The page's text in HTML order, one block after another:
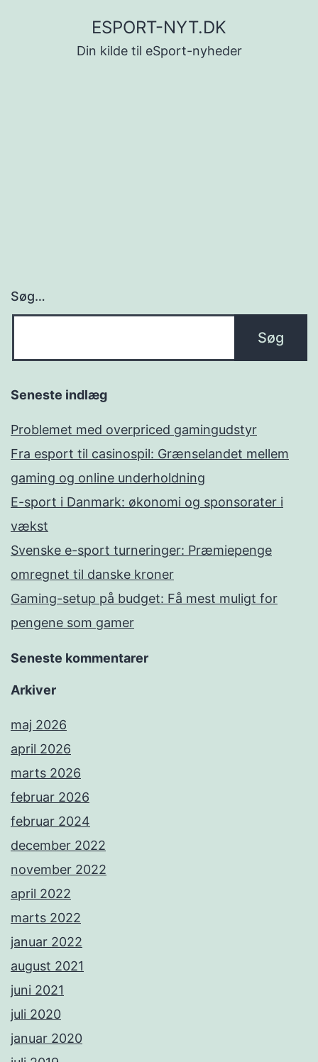
ESPORT-NYT.DK
Din kilde til eSport-nyheder
Søg…
Seneste indlæg
Problemet med overpriced gamingudstyr
Fra esport til casinospil: Grænselandet mellem
gaming og online underholdning
E-sport i Danmark: økonomi og sponsorater i
vækst
Svenske e-sport turneringer: Præmiepenge
omregnet til danske kroner
Gaming-setup på budget: Få mest muligt for
pengene som gamer
Seneste kommentarer
Arkiver
maj 2026
april 2026
marts 2026
februar 2026
februar 2024
december 2022
november 2022
april 2022
marts 2022
januar 2022
august 2021
juni 2021
juli 2020
januar 2020